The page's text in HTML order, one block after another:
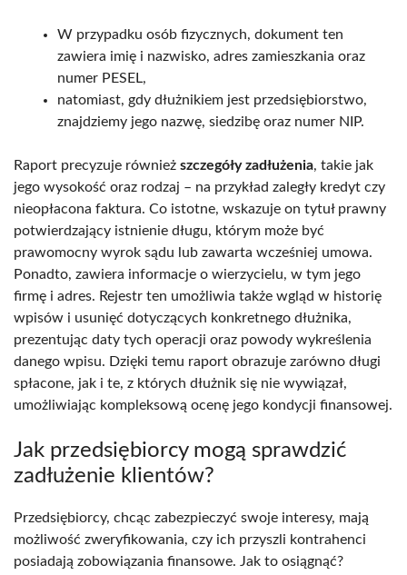
W przypadku osób fizycznych, dokument ten
zawiera imię i nazwisko, adres zamieszkania oraz
numer PESEL,
natomiast, gdy dłużnikiem jest przedsiębiorstwo,
znajdziemy jego nazwę, siedzibę oraz numer NIP.
Raport precyzuje również szczegóły zadłużenia, takie jak
jego wysokość oraz rodzaj – na przykład zaległy kredyt czy
nieopłacona faktura. Co istotne, wskazuje on tytuł prawny
potwierdzający istnienie długu, którym może być
prawomocny wyrok sądu lub zawarta wcześniej umowa.
Ponadto, zawiera informacje o wierzycielu, w tym jego
firmę i adres. Rejestr ten umożliwia także wgląd w historię
wpisów i usunięć dotyczących konkretnego dłużnika,
prezentując daty tych operacji oraz powody wykreślenia
danego wpisu. Dzięki temu raport obrazuje zarówno długi
spłacone, jak i te, z których dłużnik się nie wywiązał,
umożliwiając kompleksową ocenę jego kondycji finansowej.
Jak przedsiębiorcy mogą sprawdzić
zadłużenie klientów?
Przedsiębiorcy, chcąc zabezpieczyć swoje interesy, mają
możliwość zweryfikowania, czy ich przyszli kontrahenci
posiadają zobowiązania finansowe. Jak to osiągnąć?